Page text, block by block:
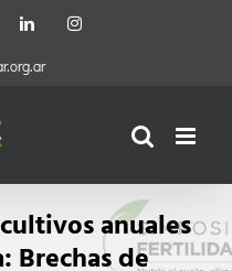
LinkedInInstagram
anuales
Brechas de